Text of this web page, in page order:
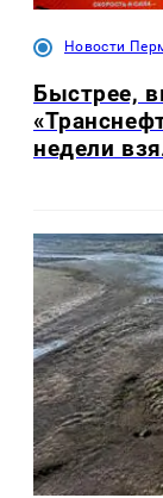
Новости
Быстрее,
недели